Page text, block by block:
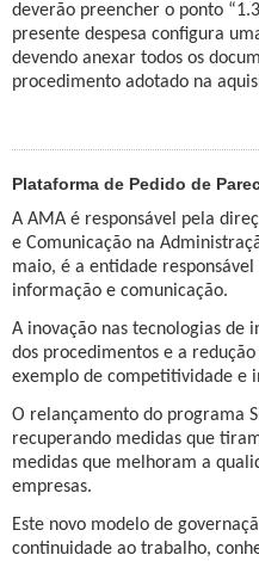
deverão preencher o ponto
presente despesa configura
devendo anexar todos os
procedimento adotado na
Plataforma de Pedido de
A AMA é responsável pela
e Comunicação na
maio, é a entidade
informação e comunicação.
A inovação nas tecnologias de
dos procedimentos e a
exemplo de competitividade e
O relançamento do programa
recuperando medidas que
medidas que melhoram a
empresas.
Este novo modelo de
continuidade ao trabalho,